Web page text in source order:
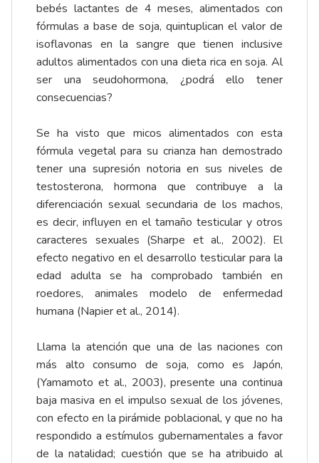
bebés lactantes de 4 meses, alimentados con
fórmulas a base de soja, quintuplican el valor de
isoflavonas en la sangre que tienen inclusive
adultos alimentados con una dieta rica en soja. Al
ser una seudohormona, ¿podrá ello tener
consecuencias?
Se ha visto que micos alimentados con esta
fórmula vegetal para su crianza han demostrado
tener una supresión notoria en sus niveles de
testosterona, hormona que contribuye a la
diferenciación sexual secundaria de los machos,
es decir, influyen en el tamaño testicular y otros
caracteres sexuales (Sharpe et al., 2002). El
efecto negativo en el desarrollo testicular para la
edad adulta se ha comprobado también en
roedores, animales modelo de enfermedad
humana (Napier et al., 2014).
Llama la atención que una de las naciones con
más alto consumo de soja, como es Japón,
(Yamamoto et al., 2003), presente una continua
baja masiva en el impulso sexual de los jóvenes,
con efecto en la pirámide poblacional, y que no ha
respondido a estímulos gubernamentales a favor
de la natalidad; cuestión que se ha atribuido al